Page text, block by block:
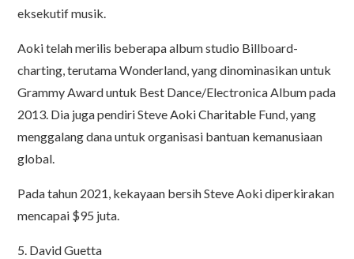
eksekutif musik.
Aoki telah merilis beberapa album studio Billboard-
charting, terutama Wonderland, yang dinominasikan untuk
Grammy Award untuk Best Dance/Electronica Album pada
2013. Dia juga pendiri Steve Aoki Charitable Fund, yang
menggalang dana untuk organisasi bantuan kemanusiaan
global.
Pada tahun 2021, kekayaan bersih Steve Aoki diperkirakan
mencapai $95 juta.
5. David Guetta